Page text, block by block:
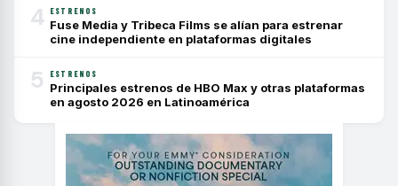
4 ESTRENOS
Fuse Media y Tribeca Films se alían para estrenar
cine independiente en plataformas digitales
5 ESTRENOS
Principales estrenos de HBO Max y otras plataformas
en agosto 2026 en Latinoamérica